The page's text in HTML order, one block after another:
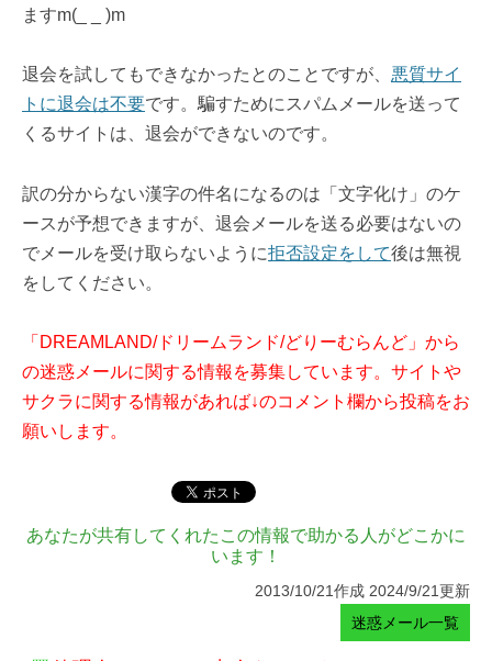
ますm(_ _ )m
退会を試してもできなかったとのことですが、 悪質サイ
トに退会は不要です。騙すためにスパムメールを送って
くるサイトは、退会ができないのです。
訳の分からない漢字の件名になるのは「文字化け」のケ
ースが予想できますが、退会メールを送る必要はないの
でメールを受け取らないように拒否設定をして後は無視
をしてください。
「DREAMLAND/ドリームランド/どりーむらんど」から
の迷惑メールに関する情報を募集しています。サイトや
サクラに関する情報があれば↓のコメント欄から投稿をお
願いします。
あなたが共有してくれたこの情報で助かる人がどこかに
います！
2013/10/21作成 2024/9/21更新
迷惑メール一覧